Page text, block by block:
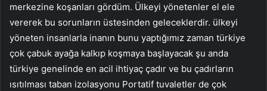
merkezine koşanları gördüm. Ülkeyi yönetenler el ele
vererek bu sorunların üstesinden geleceklerdir. ülkeyi
yöneten insanlarla inanın bunu yaptığımız zaman türkiye
çok çabuk ayağa kalkıp koşmaya başlayacak şu anda
türkiye genelinde en acil ihtiyaç çadır ve bu çadırların
ısıtılması taban izolasyonu Portatif tuvaletler de çok